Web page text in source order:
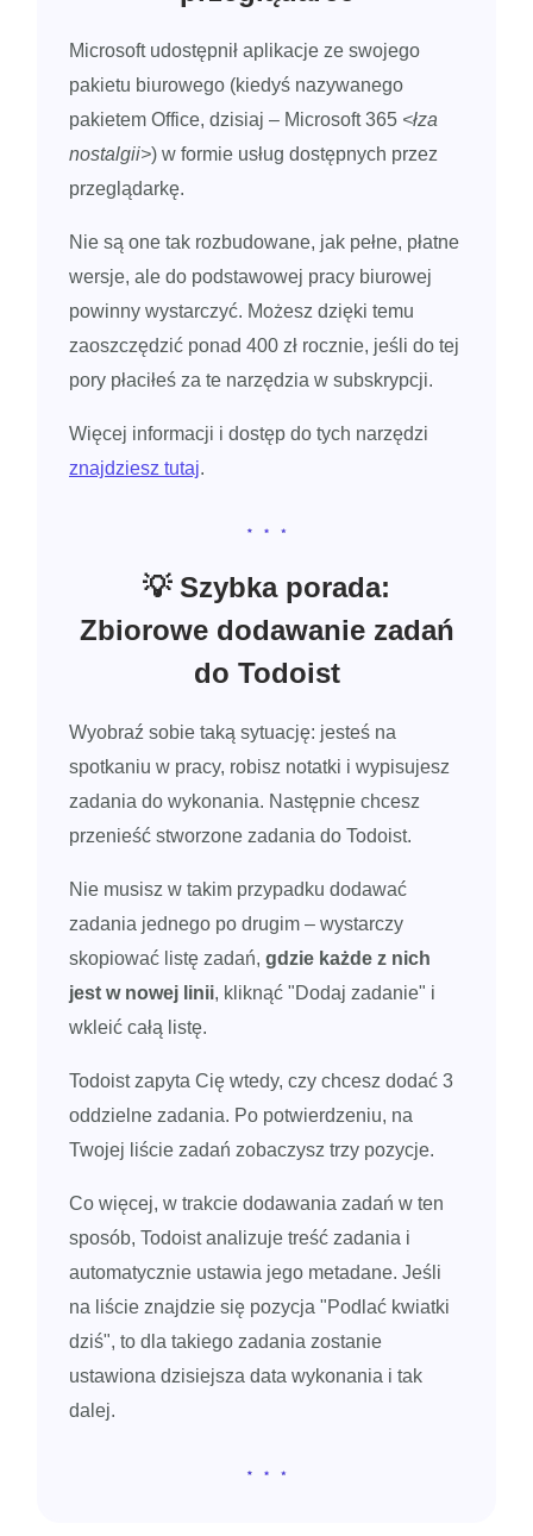
Microsoft udostępnił aplikacje ze swojego
pakietu biurowego (kiedyś nazywanego
pakietem Office, dzisiaj – Microsoft 365 <łza
nostalgii>) w formie usług dostępnych przez
przeglądarkę.
Nie są one tak rozbudowane, jak pełne, płatne
wersje, ale do podstawowej pracy biurowej
powinny wystarczyć. Możesz dzięki temu
zaoszczędzić ponad 400 zł rocznie, jeśli do tej
pory płaciłeś za te narzędzia w subskrypcji.
Więcej informacji i dostęp do tych narzędzi
znajdziesz tutaj.
💡 Szybka porada:
Zbiorowe dodawanie zadań
do Todoist
Wyobraź sobie taką sytuację: jesteś na
spotkaniu w pracy, robisz notatki i wypisujesz
zadania do wykonania. Następnie chcesz
przenieść stworzone zadania do Todoist.
Nie musisz w takim przypadku dodawać
zadania jednego po drugim – wystarczy
skopiować listę zadań, gdzie każde z nich
jest w nowej linii, kliknąć "Dodaj zadanie" i
wkleić całą listę.
Todoist zapyta Cię wtedy, czy chcesz dodać 3
oddzielne zadania. Po potwierdzeniu, na
Twojej liście zadań zobaczysz trzy pozycje.
Co więcej, w trakcie dodawania zadań w ten
sposób, Todoist analizuje treść zadania i
automatycznie ustawia jego metadane. Jeśli
na liście znajdzie się pozycja "Podlać kwiatki
dziś", to dla takiego zadania zostanie
ustawiona dzisiejsza data wykonania i tak
dalej.